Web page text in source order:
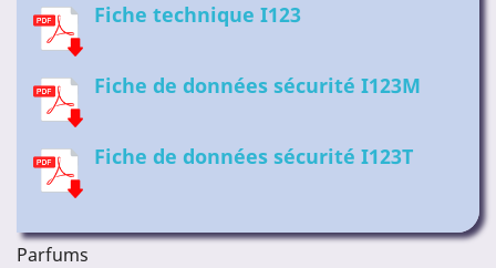
Fiche technique I123
Fiche de données sécurité I123M
Fiche de données sécurité I123T
Parfums